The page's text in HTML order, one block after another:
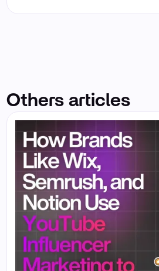
Others articles